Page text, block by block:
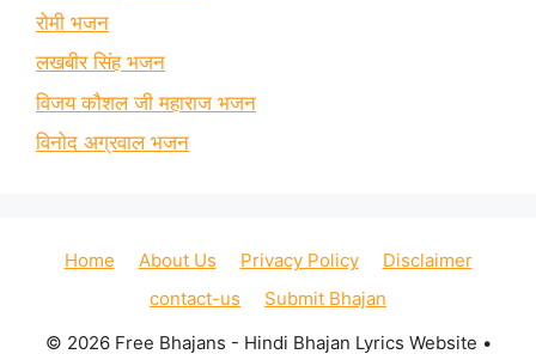
रोमी भजन
लखबीर सिंह भजन
विजय कौशल जी महाराज भजन
विनोद अग्रवाल भजन
Home About Us Privacy Policy
Disclaimer
contact-us
Submit Bhajan
© 2026 Free Bhajans - Hindi Bhajan Lyrics Website •